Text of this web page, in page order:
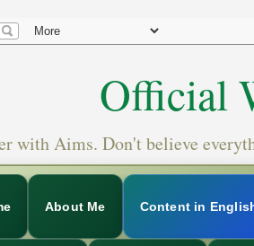
Official
with Aims. Don't believe
About Me Content in